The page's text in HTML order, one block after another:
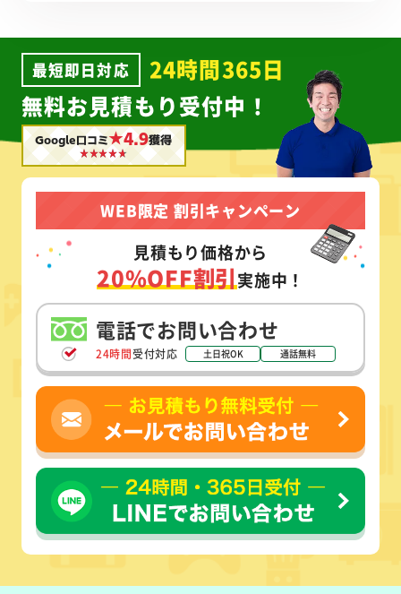
最短即日対応
24時間365日
無料お見積もり受付中！
Google口コミ★4.9獲得
WEB限定 割引キャンペーン
見積もり価格から
20%OFF割引実施中！
電話でお問い合わせ
24時間受付対応 土日祝OK 通話無料